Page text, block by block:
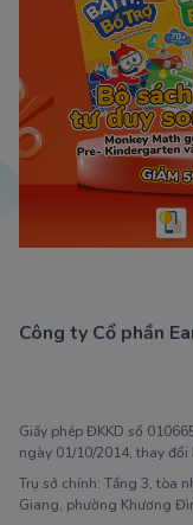
Công ty Cổ phần
Giấy phép ĐKKD số
ngày 01/10/2014, thay
Trụ sở chính: Tầng 3, tòa
Giang, phường Khương